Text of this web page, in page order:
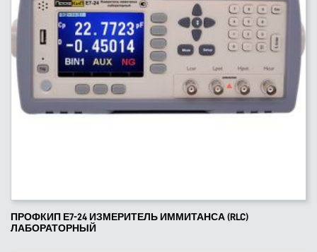
ПРОФКИП Е7-24 ИЗМЕРИТЕЛЬ ИММИТАНСА (RLC)
ЛАБОРАТОРНЫЙ